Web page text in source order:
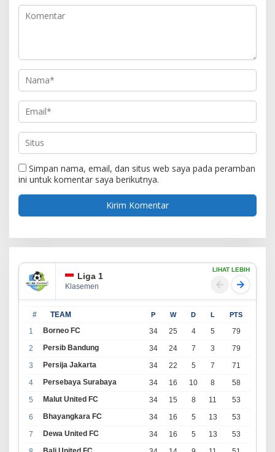
Simpan nama, email, dan situs web saya pada peramban
ini untuk komentar saya berikutnya.
Liga 1
Klasemen
LIHAT LEBIH
# TEAM P W D L PTS
1 Borneo FC 34 25 4 5
79
2
Persib Bandung 34 24 7 3
79
3
Persija Jakarta 34 22 5 7
71
4
Persebaya Surabaya 34 16 10 8
58
5
Malut United FC 34 15 8 11
53
6
Bhayangkara FC 34 16 5 13
53
7
Dewa United FC 34 16 5 13
53